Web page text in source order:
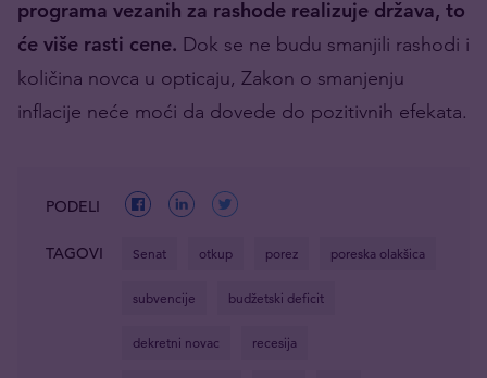
programa vezanih za rashode realizuje država, to
će više rasti cene. Dok se ne budu smanjili rashodi i
količina novca u opticaju, Zakon o smanjenju
inflacije neće moći da dovede do pozitivnih efekata.
PODELI
TAGOVI Senat otkup porez poreska olakšica
subvencije budžetski deficit
dekretni novac recesija